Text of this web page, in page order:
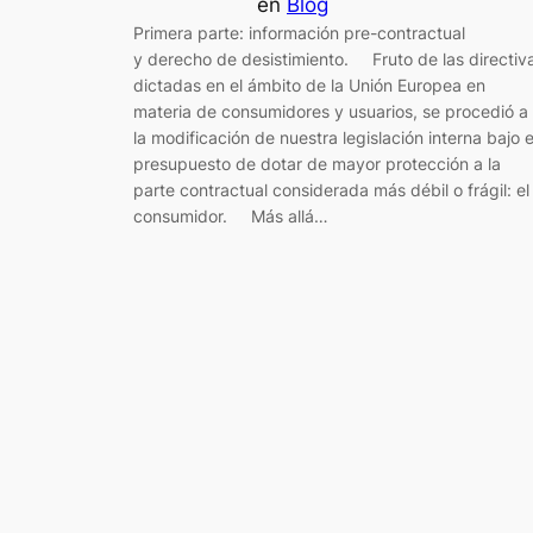
en Blog
Primera parte: información pre-contractual
y derecho de desistimiento. Fruto de las
dictadas en el ámbito de la Unión Europea en
materia de consumidores y usuarios, se procedió a
la modificación de nuestra legislación interna bajo
presupuesto de dotar de mayor protección a la
parte contractual considerada más débil o frágil: el
consumidor. Más allá…